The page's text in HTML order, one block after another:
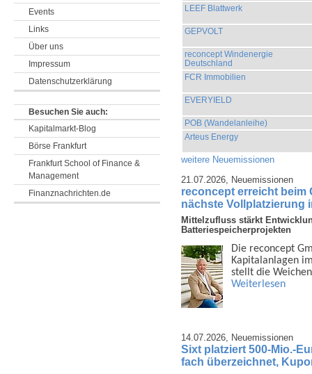
LEEF Blattwerk
GEPVOLT
reconcept Windenergie
Deutschland
FCR Immobilien
EVERYIELD
POB (Wandelanleihe)
Arteus Energy
weitere Neuemissionen
21.07.2026, Neuemissionen
reconcept erreicht beim
nächste Vollplatzierung
Mittelzufluss stärkt
Batteriespeicherprojekten
Die reconcept
Kapital­anlagen
stellt die
Weiterlesen
14.07.2026, Neuemissionen
Sixt platziert 500-Mio.-
fach überzeichnet,
Events
Links
Über uns
Impressum
Datenschutzerklärung
Besuchen Sie auch:
Kapitalmarkt-Blog
Börse Frankfurt
Frankfurt School of Finance &
Management
Finanznachrichten.de